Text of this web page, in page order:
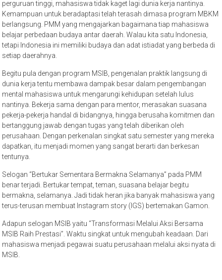
perguruan tinggi, mahasiswa tidak kaget lagi dunia kerja nantinya.
Kemampuan untuk beradaptasi telah terasah dimasa program MBKM
berlangsung. PMM yang mengajarkan bagaimana tiap mahasiswa
belajar perbedaan budaya antar daerah. Walau kita satu Indonesia,
tetapi Indonesia ini memiliki budaya dan adat istiadat yang berbeda di
setiap daerahnya.
Begitu pula dengan program MSIB, pengenalan praktik langsung di
dunia kerja tentu membawa dampak besar dalam pengembangan
mental mahasiswa untuk mengarungi kehidupan setelah lulus
nantinya. Bekerja sama dengan para mentor, merasakan suasana
pekerja-pekerja handal di bidangnya, hingga berusaha komitmen dan
bertanggung jawab dengan tugas yang telah diberikan oleh
perusahaan. Dengan perkenalan singkat satu semester yang mereka
dapatkan, itu menjadi momen yang sangat berarti dan berkesan
tentunya.
Selogan “Bertukar Sementara Bermakna Selamanya” pada PMM
benar terjadi. Bertukar tempat, teman, suasana belajar begitu
bermakna, selamanya. Jadi tidak heran jika banyak mahasiswa yang
terus-terusan membuat Instagram story (IGS) bertemakan Gamon.
Adapun selogan MSIB yaitu “Transformasi Melalui Aksi Bersama
MSIB Raih Prestasi”. Waktu singkat untuk mengubah keadaan. Dari
mahasiswa menjadi pegawai suatu perusahaan melalui aksi nyata di
MSIB.